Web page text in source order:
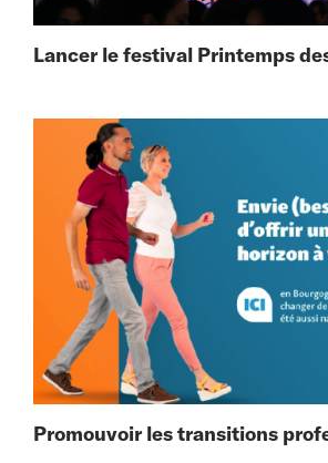
Lancer le festival Printemps
Promouvoir les transitions